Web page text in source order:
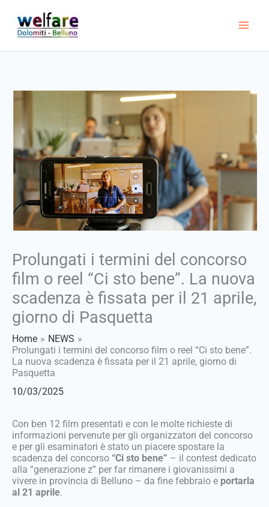
contenuto
Prolungati i termini del concorso
film o reel “Ci sto bene”. La nuova
scadenza è fissata per il 21 aprile,
giorno di Pasquetta
Home
NEWS
Prolungati i termini del concorso film o reel “Ci sto bene”.
La nuova scadenza è fissata per il 21 aprile, giorno di
Pasquetta
10/03/2025
Con ben 12 film presentati e con le molte richieste di
informazioni pervenute per gli organizzatori del concorso
e per gli esaminatori è stato un piacere spostare la
scadenza del concorso “Ci sto bene” – il contest dedicato
alla “generazione z” per far rimanere i giovanissimi a
vivere in provincia di Belluno – da fine febbraio e portarla
al 21 aprile.